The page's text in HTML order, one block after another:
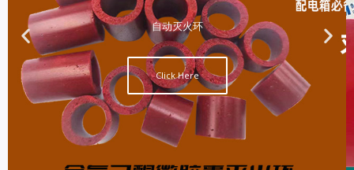
自动灭火环
Click Here